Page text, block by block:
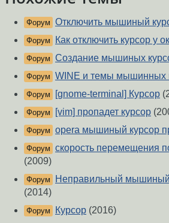
Форум Отключить мышиный
Форум Как отключить курсор у
Форум Создание мышиных
Форум WINE и темы мышинных
Форум [gnome-terminal] Курсор
Форум [vim] пропадет курсор
Форум opera мышиный курсор
Форум скорость перемещения
(2009)
Форум
Неправильный мышиный
(2014)
Форум Курсор (2016)